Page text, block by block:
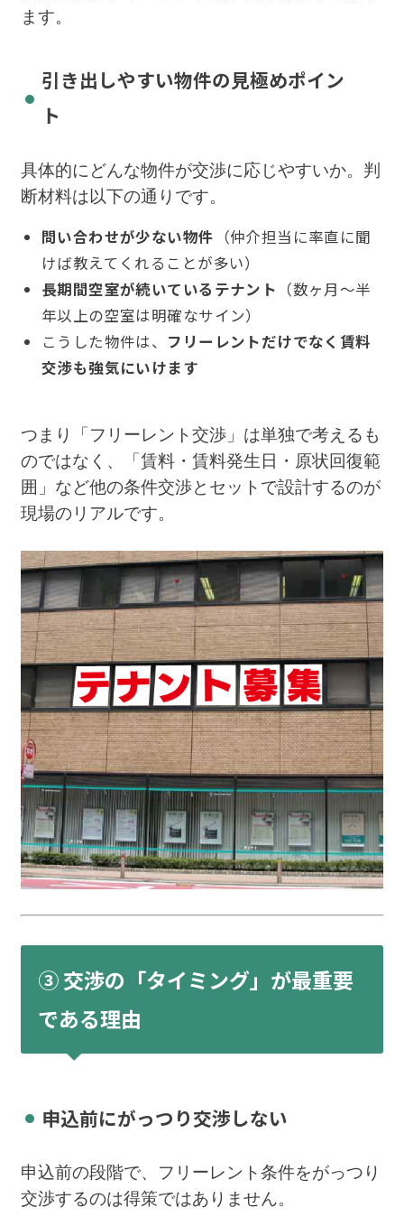
ます。
引き出しやすい物件の見極めポイン
ト
具体的にどんな物件が交渉に応じやすいか。判
断材料は以下の通りです。
問い合わせが少ない物件 （仲介担当に率直に聞
けば教えてくれることが多い）
長期間空室が続いているテナント （数ヶ月〜半
年以上の空室は明確なサイン）
こうした物件は、 フリーレントだけでなく賃料
交渉も強気にいけます
つまり「フリーレント交渉」は単独で考えるも
のではなく、「賃料・賃料発生日・原状回復範
囲」など他の条件交渉とセットで設計するのが
現場のリアルです。
③ 交渉の「タイミング」が最重要
である理由
申込前にがっつり交渉しない
申込前の段階で、フリーレント条件をがっつり
交渉するのは得策ではありません。